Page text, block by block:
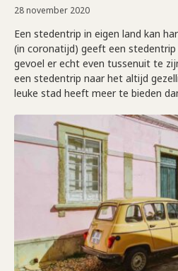
28 november 2020
Een stedentrip in eigen land kan
(in coronatijd) geeft een
gevoel er echt even tussenuit te
een stedentrip naar het altijd
leuke stad heeft meer te bieden